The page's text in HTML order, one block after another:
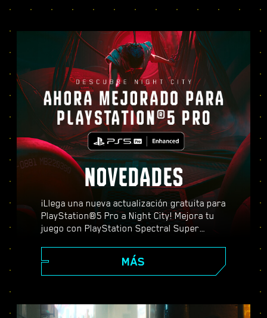
NOVEDADES
¡Llega una nueva actualización gratuita para
PlayStation®5 Pro a Night City! Mejora tu
juego con PlayStation Spectral Super
avanzadas de trazado de rayos, tasas de
fotogramas más altas y mucho más. Elige
entre tres modos de gráficos (Rendimiento,
descubre unos efectos visuales mejorados,
MÁS